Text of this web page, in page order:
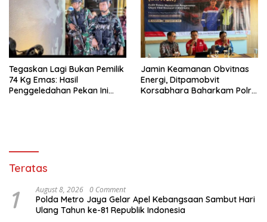
Tegaskan Lagi Bukan Pemilik
74 Kg Emas: Hasil
Penggeledahan Pekan Ini
Jamin Keamanan Obvitnas
Energi, Ditpamobvit
Korsabhara Baharkam Polri
Teratas
1 August 8, 2026 0 Comment
Polda Metro Jaya Gelar Apel Kebangsaan Sambut Hari
Ulang Tahun ke-81 Republik Indonesia